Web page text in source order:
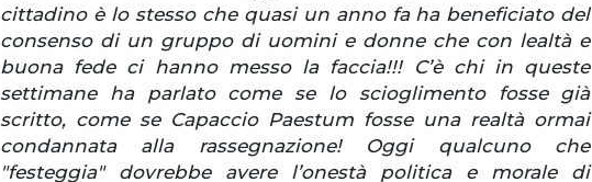
cittadino è lo stesso che quasi un anno fa ha beneficiato del
consenso di un gruppo di uomini e donne che con lealtà e
buona fede ci hanno messo la faccia!!! C’è chi in queste
settimane ha parlato come se lo scioglimento fosse già
scritto, come se Capaccio Paestum fosse una realtà ormai
condannata alla rassegnazione! Oggi qualcuno che
"festeggia" dovrebbe avere l’onestà politica e morale di